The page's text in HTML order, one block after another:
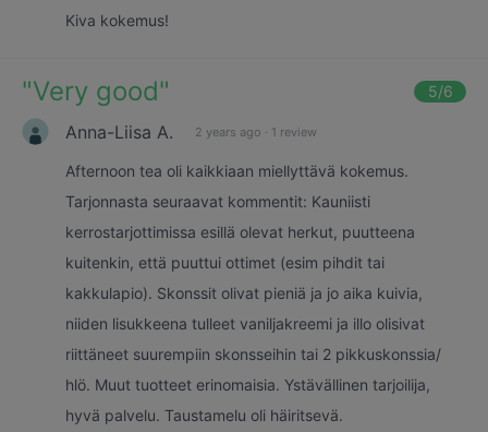
Kiva kokemus!
"Very good" 5/6
Anna-Liisa A. 2 years ago · 1 review
Afternoon tea oli kaikkiaan miellyttävä kokemus.
Tarjonnasta seuraavat kommentit: Kauniisti
kerrostarjottimissa esillä olevat herkut, puutteena
kuitenkin, että puuttui ottimet (esim pihdit tai
kakkulapio). Skonssit olivat pieniä ja jo aika kuivia,
niiden lisukkeena tulleet vaniljakreemi ja illo olisivat
riittäneet suurempiin skonsseihin tai 2 pikkuskonssia/
hlö. Muut tuotteet erinomaisia. Ystävällinen tarjoilija,
hyvä palvelu. Taustamelu oli häiritsevä.